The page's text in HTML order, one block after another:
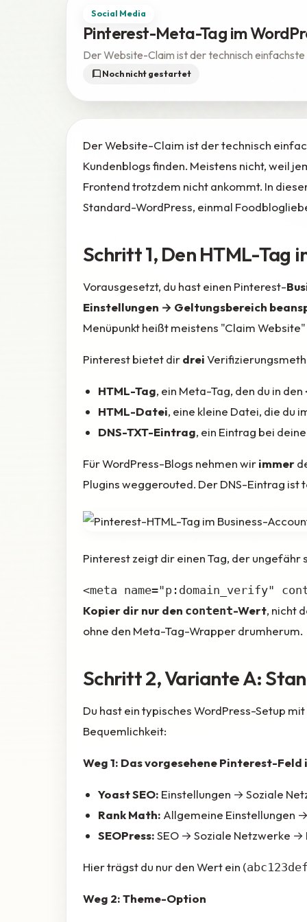
Social Media
Pinterest-Meta-Tag im
Der Website-Claim ist der technisch
Noch nicht gestartet
Der Website-Claim ist der technisch
Kundenblogs finden. Meistens nicht, weil
Frontend trotzdem nicht ankommt. In
Standard-WordPress, einmal
Schritt 1, Den HTML-Tag
Vorausgesetzt, du hast einen Pinterest-
Einstellungen → Geltungsbereich
Menüpunkt heißt meistens "Claim
Pinterest bietet dirdrei
HTML-Tag, ein Meta-Tag, den du in den
HTML-Datei, eine kleine Datei, die du
DNS-TXT-Eintrag, ein Eintrag bei
Für WordPress-Blogs nehmen wirimmer
Plugins weggerouted. Der DNS-Eintrag
Pinterest zeigt dir einen Tag, der ungefähr
<meta name="p:domain_verify"
Kopier dir nur den content-Wert, nicht
ohne den Meta-Tag-Wrapper drumherum.
Schritt 2, Variante A:
Du hast ein typisches WordPress-Setup
Bequemlichkeit:
Weg 1: Das vorgesehene Pinterest-Feld
Yoast SEO: Einstellungen → Soziale
Rank Math: Allgemeine Einstellungen
SEOPress:SEO → Soziale Netzwerke
Hier trägst du nur den Wert ein (
Weg 2: Theme-Option